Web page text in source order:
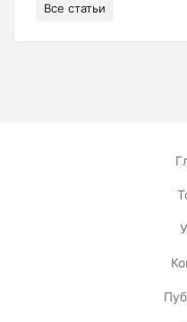
Все статьи